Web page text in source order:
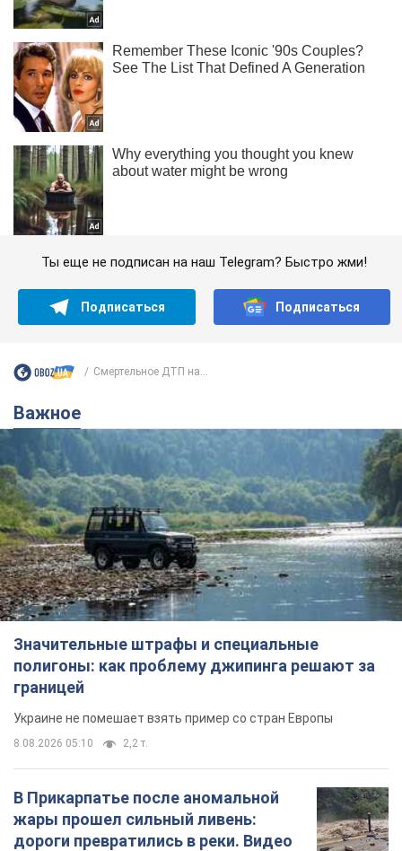
Ты еще не подписан на наш Telegram? Быстро жми!
Подписаться Подписаться
Смертельное ДТП на...
Важное
Значительные штрафы и специальные
полигоны: как проблему джипинга решают за
границей
Украине не помешает взять пример со стран Европы
8.08.2026 05:10 2,2 т.
В Прикарпатье после аномальной
жары прошел сильный ливень:
дороги превратились в реки. Видео